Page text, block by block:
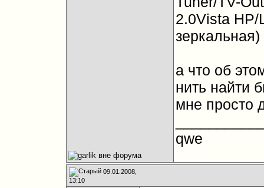
2.0Vista HP/
зеркальная)
а что об
нить найти
мне просто
qwe
09.01.2008,
13:10